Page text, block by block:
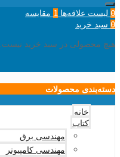
0 لیست علاقه‌ها 1 مقایسه
0 سبد خرید
هیچ محصولی در سبد خرید نیست.
دسته‌بندی محصولات
خانه
کتاب
مهندسی برق
مهندسی کامپیوتر